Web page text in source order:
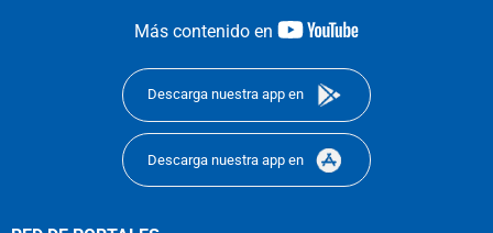
Más contenido en
youtube-
Descarga nuestra app en
Descarga nuestra app en